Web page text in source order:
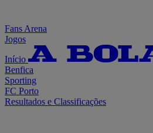
Fans Arena
Jogos
Início
Benfica
Sporting
FC Porto
Resultados e Classificações